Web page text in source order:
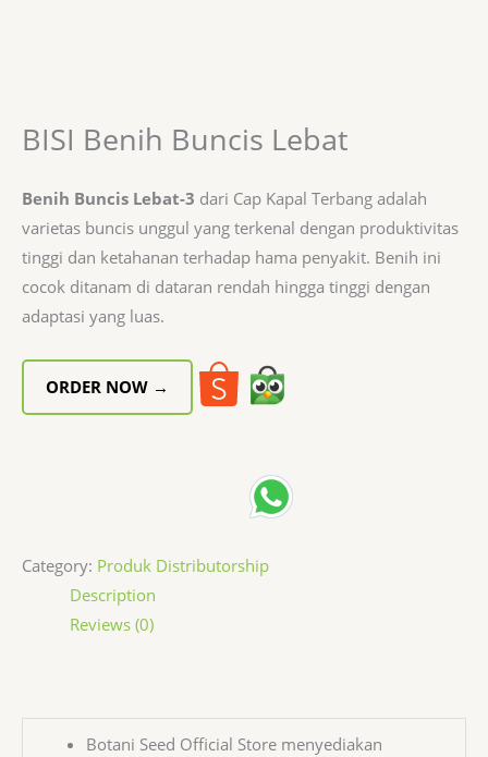
BISI Benih Buncis Lebat
Benih Buncis Lebat-3 dari Cap Kapal Terbang adalah
varietas buncis unggul yang terkenal dengan produktivitas
tinggi dan ketahanan terhadap hama penyakit. Benih ini
cocok ditanam di dataran rendah hingga tinggi dengan
adaptasi yang luas.
ORDER NOW →
Category: Produk Distributorship
Description
Reviews (0)
Botani Seed Official Store menyediakan